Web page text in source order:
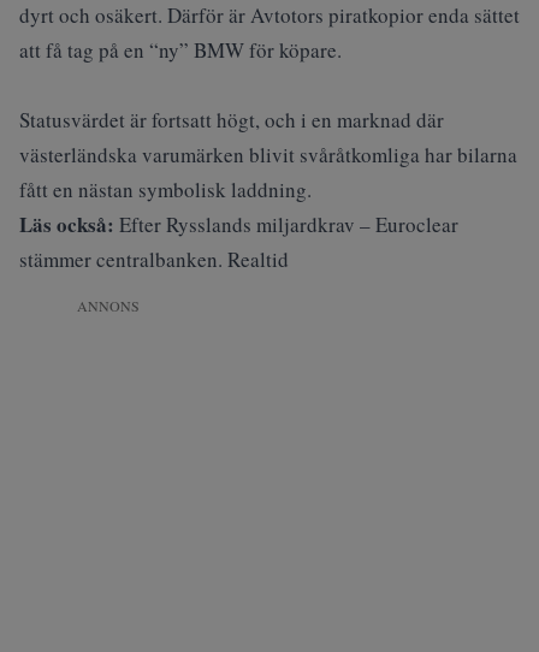
dyrt och osäkert. Därför är Avtotors piratkopior enda sättet
att få tag på en “ny” BMW för köpare.
Statusvärdet är fortsatt högt, och i en marknad där
västerländska varumärken blivit svåråtkomliga har bilarna
fått en nästan symbolisk laddning.
Läs också: Efter Rysslands miljardkrav – Euroclear
stämmer centralbanken. Realtid
ANNONS